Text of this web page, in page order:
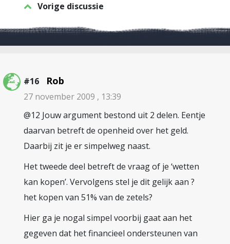
Vorige discussie
#16 Rob
27 november 2009 , 13:39
@12 Jouw argument bestond uit 2 delen. Eentje
daarvan betreft de openheid over het geld.
Daarbij zit je er simpelweg naast.
Het tweede deel betreft de vraag of je ‘wetten
kan kopen’. Vervolgens stel je dit gelijk aan ?
het kopen van 51% van de zetels?
Hier ga je nogal simpel voorbij gaat aan het
gegeven dat het financieel ondersteunen van